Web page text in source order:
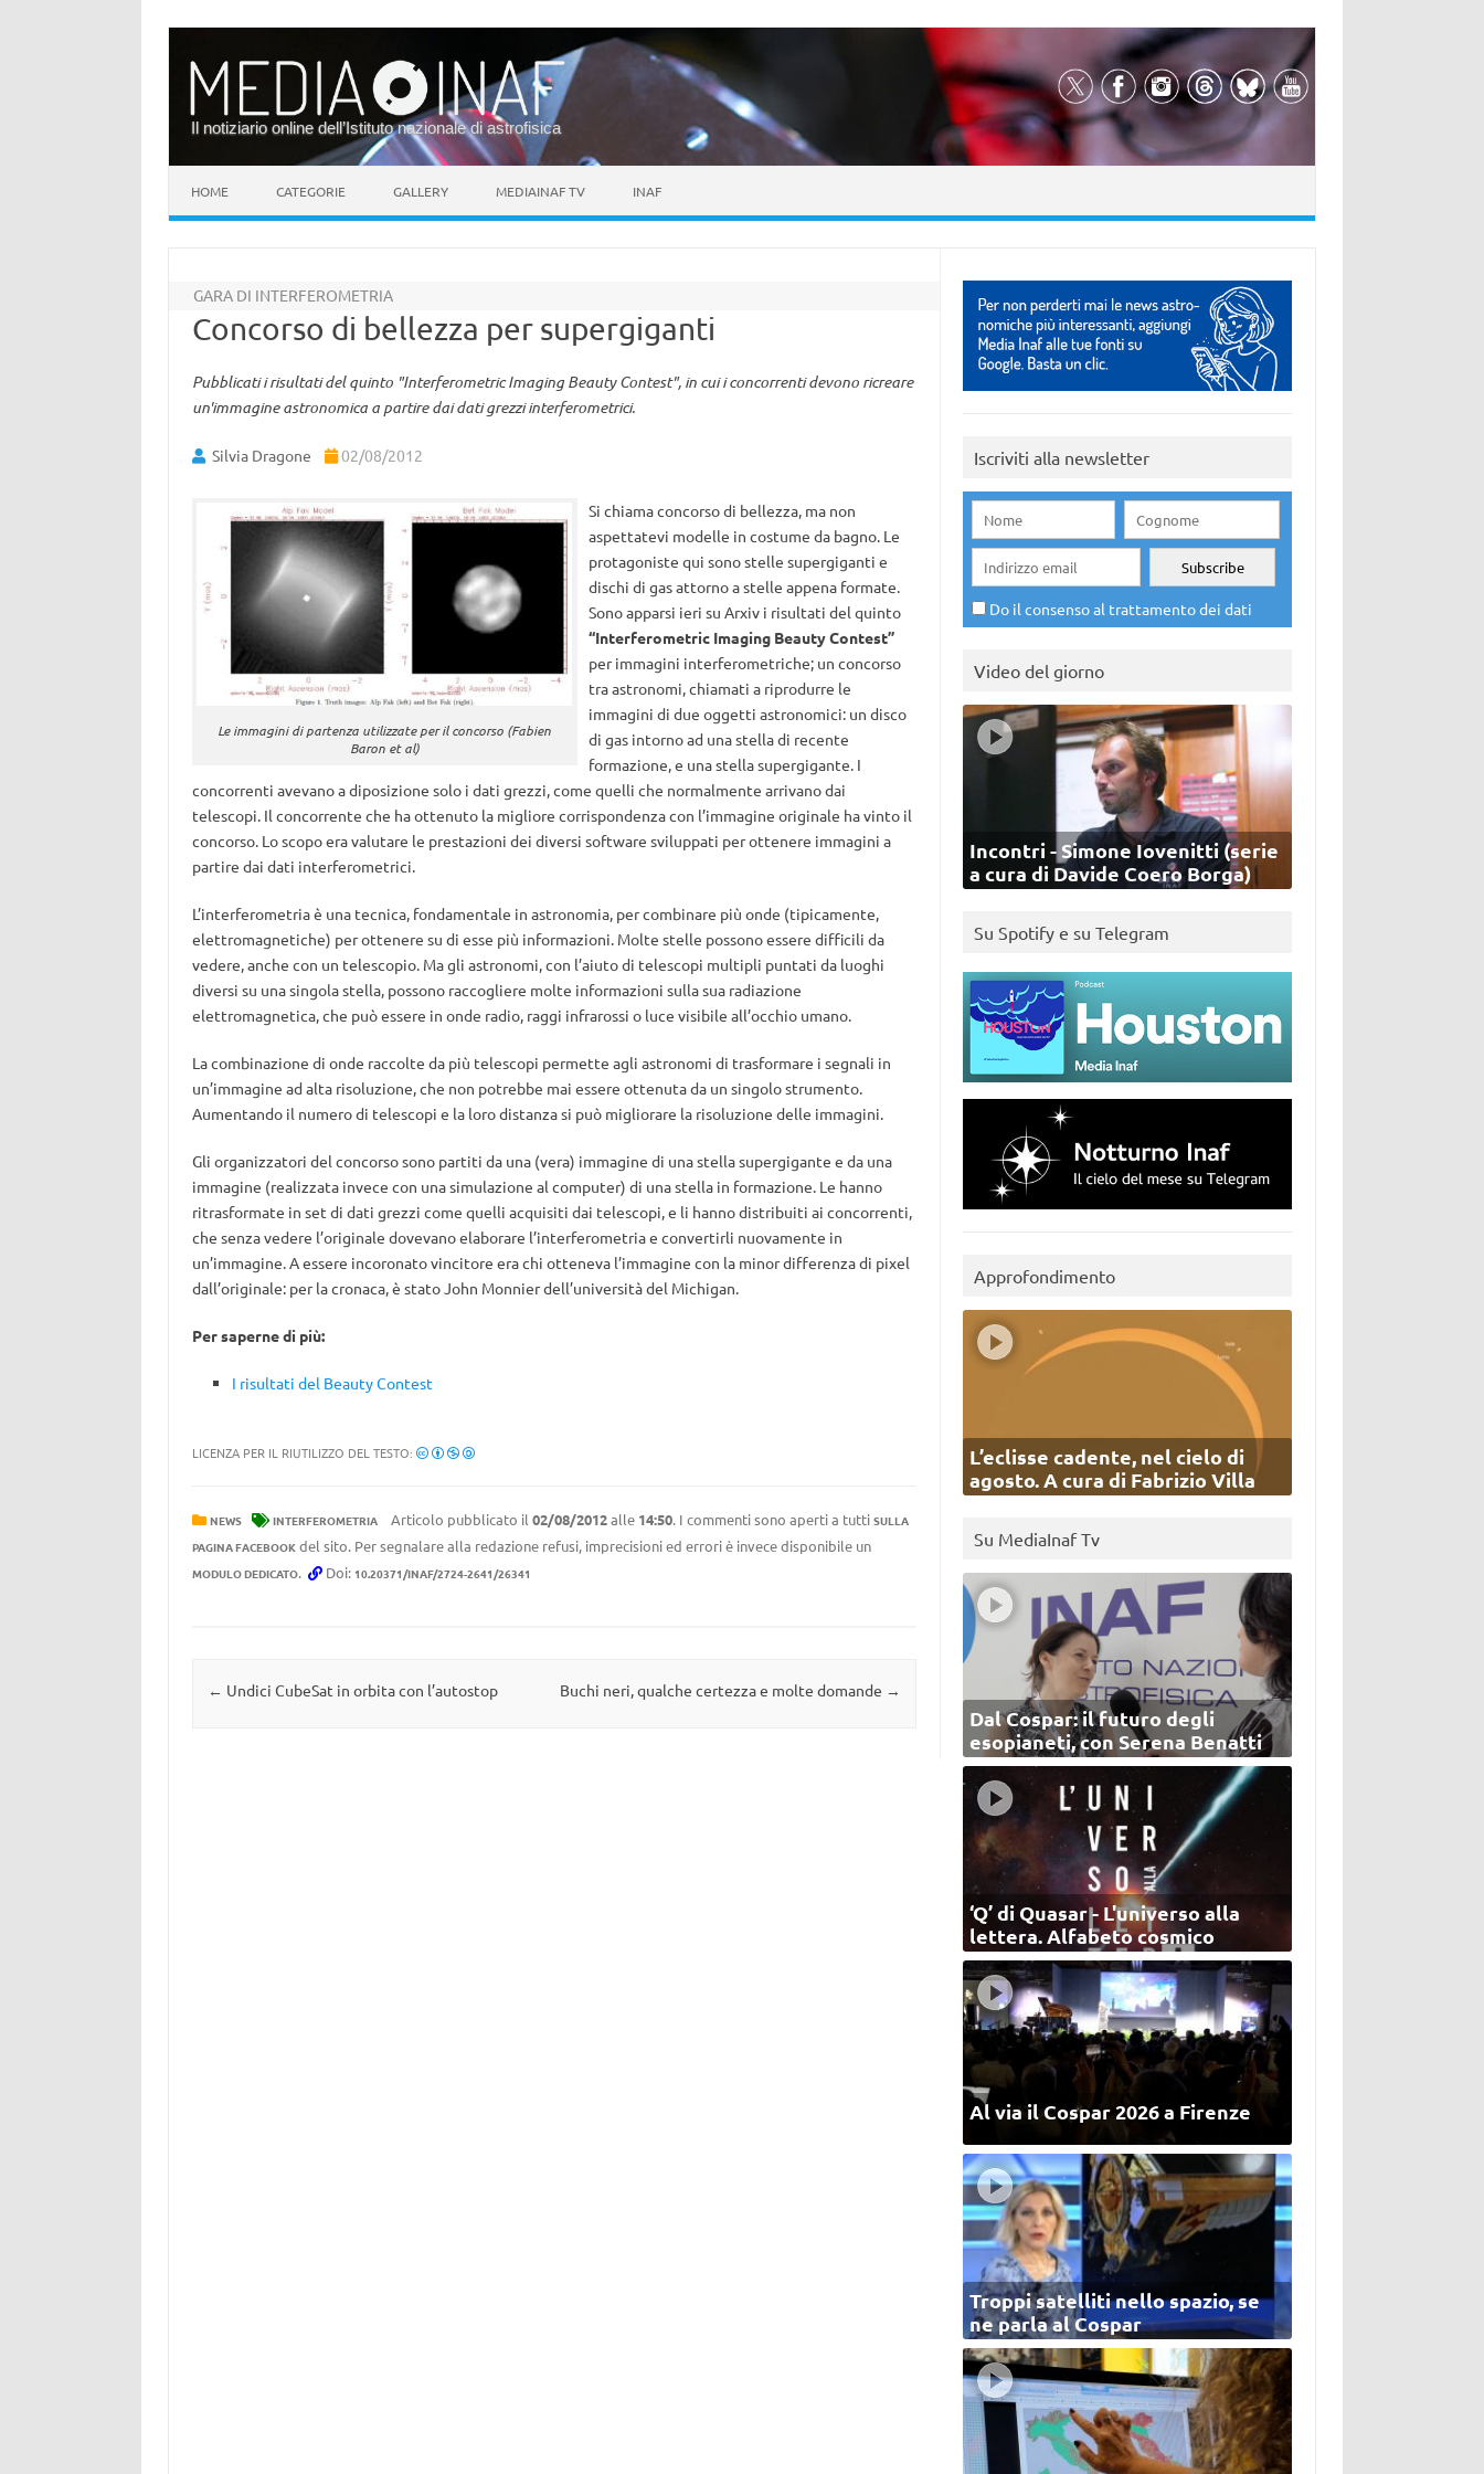
Il notiziario online dell’Istituto nazionale di astrofisica
HOME CATEGORIE GALLERY MEDIAINAF TV INAF
GARA DI INTERFEROMETRIA
Concorso di bellezza per supergiganti
Pubblicati i risultati del quinto "Interferometric Imaging Beauty Contest", in cui i concorrenti devono ricreare
un'immagine astronomica a partire dai dati grezzi interferometrici.
Silvia Dragone 02/08/2012
Le immagini di partenza utilizzate per il concorso (Fabien
Baron et al)
Si chiama concorso di bellezza, ma non
aspettatevi modelle in costume da bagno. Le
protagoniste qui sono stelle supergiganti e
dischi di gas attorno a stelle appena formate.
Sono apparsi ieri su Arxiv i risultati del quinto
“Interferometric Imaging Beauty Contest”
per immagini interferometriche; un concorso
tra astronomi, chiamati a riprodurre le
immagini di due oggetti astronomici: un disco
di gas intorno ad una stella di recente
formazione, e una stella supergigante. I
concorrenti avevano a diposizione solo i dati grezzi, come quelli che normalmente arrivano dai
telescopi. Il concorrente che ha ottenuto la migliore corrispondenza con l’immagine originale ha vinto il
concorso. Lo scopo era valutare le prestazioni dei diversi software sviluppati per ottenere immagini a
partire dai dati interferometrici.
L’interferometria è una tecnica, fondamentale in astronomia, per combinare più onde (tipicamente,
elettromagnetiche) per ottenere su di esse più informazioni. Molte stelle possono essere difficili da
vedere, anche con un telescopio. Ma gli astronomi, con l’aiuto di telescopi multipli puntati da luoghi
diversi su una singola stella, possono raccogliere molte informazioni sulla sua radiazione
elettromagnetica, che può essere in onde radio, raggi infrarossi o luce visibile all’occhio umano.
La combinazione di onde raccolte da più telescopi permette agli astronomi di trasformare i segnali in
un’immagine ad alta risoluzione, che non potrebbe mai essere ottenuta da un singolo strumento.
Aumentando il numero di telescopi e la loro distanza si può migliorare la risoluzione delle immagini.
Gli organizzatori del concorso sono partiti da una (vera) immagine di una stella supergigante e da una
immagine (realizzata invece con una simulazione al computer) di una stella in formazione. Le hanno
ritrasformate in set di dati grezzi come quelli acquisiti dai telescopi, e li hanno distribuiti ai concorrenti,
che senza vedere l’originale dovevano elaborare l’interferometria e convertirli nuovamente in
un’immagine. A essere incoronato vincitore era chi otteneva l’immagine con la minor differenza di pixel
dall’originale: per la cronaca, è stato John Monnier dell’università del Michigan.
Per saperne di più:
I risultati del Beauty Contest
LICENZA PER IL RIUTILIZZO DEL TESTO:
NEWS INTERFEROMETRIA Articolo pubblicato il 02/08/2012alle 14:50. I commenti sono aperti a tutti SULLA
PAGINA FACEBOOKdel sito. Per segnalare alla redazione refusi, imprecisioni ed errori è invece disponibile un
MODULO DEDICATO. Doi: 10.20371/INAF/2724-2641/26341
Navigazione articolo
← Undici CubeSat in orbita con l’autostop Buchi neri, qualche certezza e molte domande →
Iscriviti alla newsletter
Do il consenso al trattamento dei dati
Video del giorno
Incontri - Simone Iovenitti (serie
a cura di Davide Coero Borga)
Su Spotify e su Telegram
Approfondimento
L’eclisse cadente, nel cielo di
agosto. A cura di Fabrizio Villa
Su MediaInaf Tv
Dal Cospar: il futuro degli
esopianeti, con Serena Benatti
‘Q’ di Quasar - L'universo alla
lettera. Alfabeto cosmico
Al via il Cospar 2026 a Firenze
Troppi satelliti nello spazio, se
ne parla al Cospar